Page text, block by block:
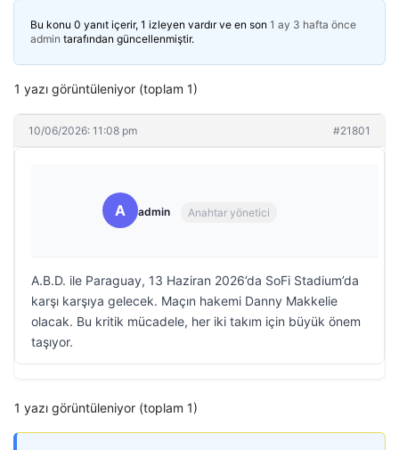
Bu konu 0 yanıt içerir, 1 izleyen vardır ve en son 1 ay 3 hafta önce
admin tarafından güncellenmiştir.
1 yazı görüntüleniyor (toplam 1)
10/06/2026: 11:08 pm #21801
A admin Anahtar yönetici
A.B.D. ile Paraguay, 13 Haziran 2026’da SoFi Stadium’da
karşı karşıya gelecek. Maçın hakemi Danny Makkelie
olacak. Bu kritik mücadele, her iki takım için büyük önem
taşıyor.
1 yazı görüntüleniyor (toplam 1)